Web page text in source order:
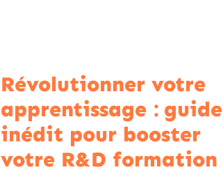
Révolutionner votre
apprentissage : guide
inédit pour booster
votre R&D formation